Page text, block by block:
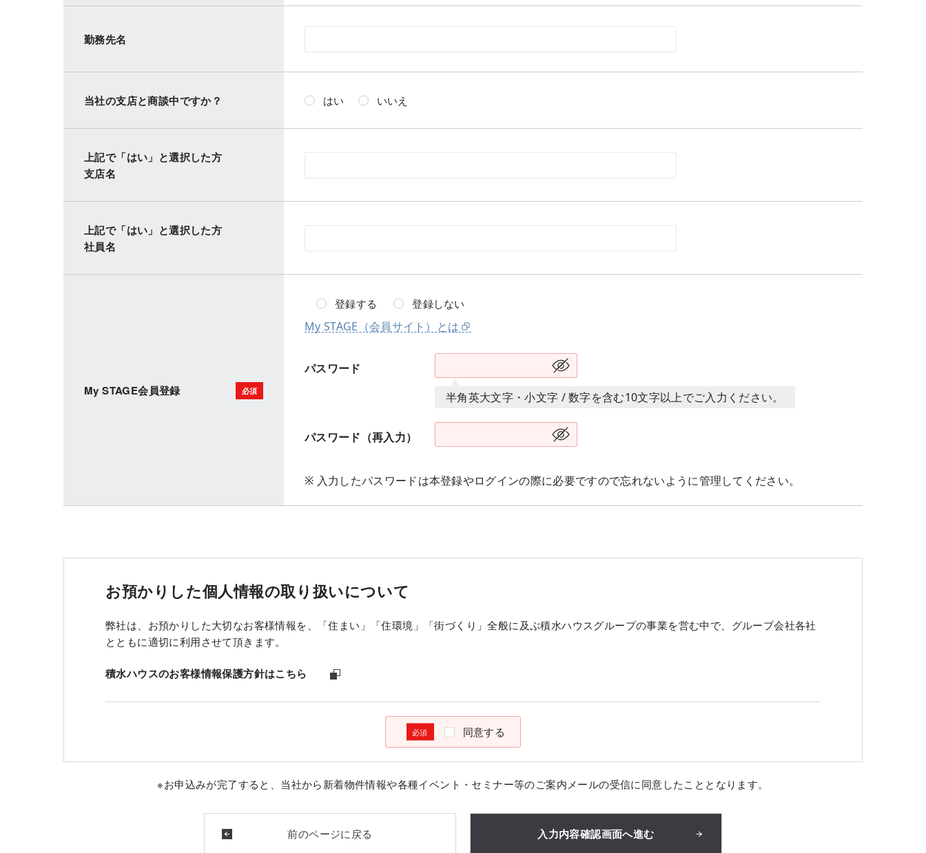
勤務先名
当社の支店と商談中ですか？ はい いいえ
上記で「はい」と選択した方
支店名
上記で「はい」と選択した方
社員名
My STAGE会員登録
登録する 登録しない
My STAGE（会員サイト）とは
パスワード
半角英大文字・小文字 / 数字を含む10文字以上でご入力ください。
パスワード（再入力）
※ 入力したパスワードは本登録やログインの際に必要ですので忘れないように管理してください。
お預かりした個人情報の取り扱いについて
弊社は、お預かりした大切なお客様情報を、「住まい」「住環境」「街づくり」全般に及ぶ積水ハウスグループの事業を営む中で、グループ会社各社
とともに適切に利用させて頂きます。
積水ハウスのお客様情報保護方針はこちら
同意する
※お申込みが完了すると、当社から新着物件情報や各種イベント・セミナー等のご案内メールの受信に同意したこととなります。